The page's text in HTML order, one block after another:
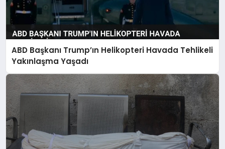
ABD Başkanı Trump’ın Helikopteri Havada Tehlikeli
Yakınlaşma Yaşadı